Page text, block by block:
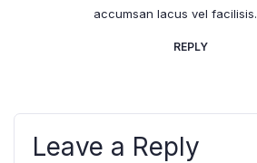
accumsan lacus vel facilisis.
REPLY
Leave a Reply